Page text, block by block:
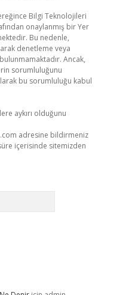
Bilgi Teknolojileri
onaylanmış bir Yer
Bu nedenle,
denetleme veya
Ancak,
sorumluluğunu
bu sorumluluğu kabul
aykırı olduğunu
adresine bildirmeniz
içerisinde sitemizden